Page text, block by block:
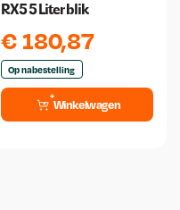
RX5 5 Liter blik
€180,87
Op nabestelling
Winkelwagen